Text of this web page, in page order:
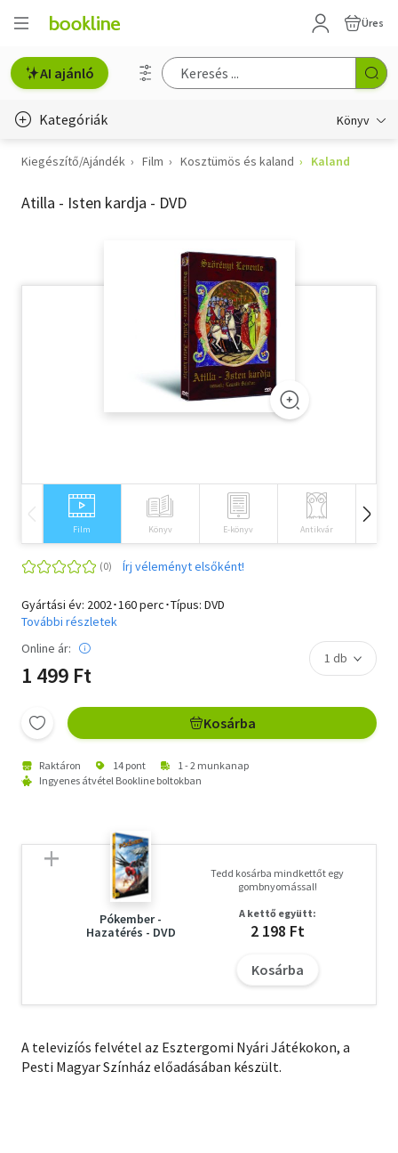
Üres
AI ajánló
Kategóriák Könyv
Életmód, egészség
Erotika
Társadalomtudomány
Természettudomány
Vallás
Kiegészítő/Ajándék Film Kosztümös és kaland Kaland
Atilla - Isten kardja - DVD
Film Könyv E-könyv Antikvár
Írj véleményt elsőként!
Gyártási év: 2002･160 perc･Típus: DVD
További részletek
Online ár:
1 499 Ft
Kosárba
Raktáron 14 pont
1 - 2 munkanap
Ingyenes átvétel Bookline boltokban
Pókember -
Hazatérés - DVD
Tedd kosárba mindkettőt egy
gombnyomással!
A kettő együtt:
2 198 Ft
Kosárba
A televizíós felvétel az Esztergomi Nyári Játékokon, a
Pesti Magyar Színház előadásában készült.